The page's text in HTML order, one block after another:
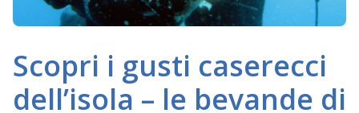
Scopri i gusti caserecci
dell’isola – le bevande di